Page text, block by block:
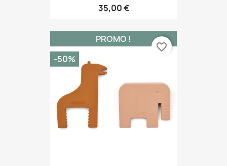
35,00 €
PROMO !
-50%
favorite_border